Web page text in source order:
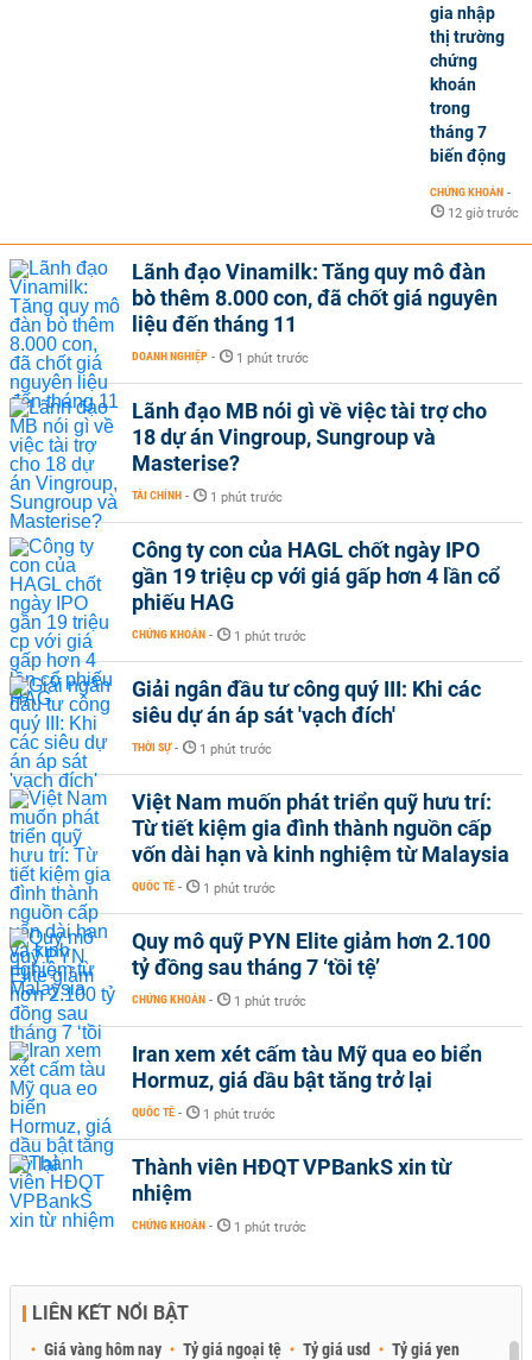
gia nhập
thị trường
chứng
khoán
trong
tháng 7
biến động
CHỨNG KHOÁN -
12 giờ trước
Lãnh đạo Vinamilk: Tăng quy mô đàn
bò thêm 8.000 con, đã chốt giá nguyên
liệu đến tháng 11
DOANH NGHIỆP - 1 phút trước
Lãnh đạo MB nói gì về việc tài trợ cho
18 dự án Vingroup, Sungroup và
Masterise?
TÀI CHÍNH - 1 phút trước
Công ty con của HAGL chốt ngày IPO
gần 19 triệu cp với giá gấp hơn 4 lần cổ
phiếu HAG
CHỨNG KHOÁN - 1 phút trước
Giải ngân đầu tư công quý III: Khi các
siêu dự án áp sát 'vạch đích'
THỜI SỰ - 1 phút trước
Việt Nam muốn phát triển quỹ hưu trí:
Từ tiết kiệm gia đình thành nguồn cấp
vốn dài hạn và kinh nghiệm từ Malaysia
QUỐC TẾ - 1 phút trước
Quy mô quỹ PYN Elite giảm hơn 2.100
tỷ đồng sau tháng 7 ‘tồi tệ’
CHỨNG KHOÁN - 1 phút trước
Iran xem xét cấm tàu Mỹ qua eo biển
Hormuz, giá dầu bật tăng trở lại
QUỐC TẾ - 1 phút trước
Thành viên HĐQT VPBankS xin từ
nhiệm
CHỨNG KHOÁN - 1 phút trước
LIÊN KẾT NỔI BẬT
Giá vàng hôm nay Tỷ giá ngoại tệ Tỷ giá usd Tỷ giá yen